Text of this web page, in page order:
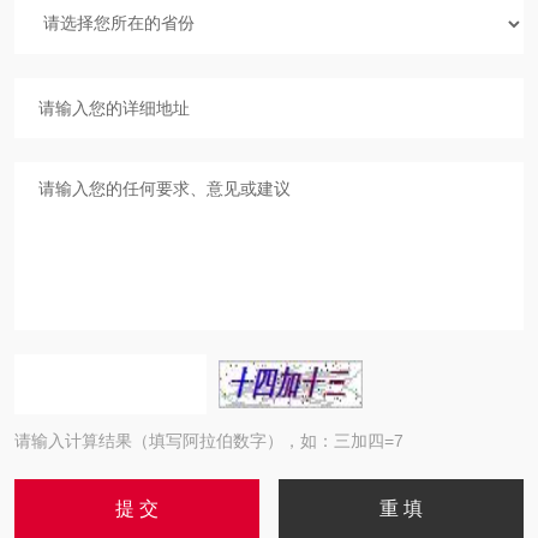
请输入计算结果（填写阿拉伯数字），如：三加四=7